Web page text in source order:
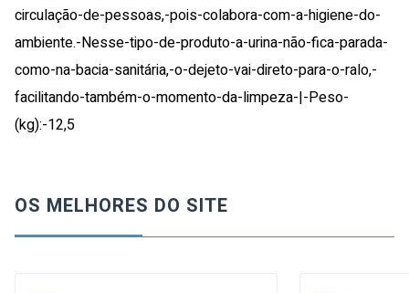
circulação-de-pessoas,-pois-colabora-com-a-higiene-do-
ambiente.-Nesse-tipo-de-produto-a-urina-não-fica-parada-
como-na-bacia-sanitária,-o-dejeto-vai-direto-para-o-ralo,-
facilitando-também-o-momento-da-limpeza-|-Peso-
(kg):-12,5
OS MELHORES DO SITE